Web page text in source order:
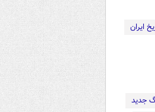
ایران
جدید